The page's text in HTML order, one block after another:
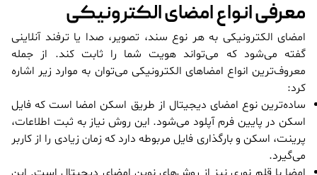
معرفی انواع امضای الکترونیکی
امضای الکترونیکی به هر نوع سند، تصویر، صدا یا ترفند آنلاینی
گفته می‌شود که می‌تواند هویت شما را ثابت کند. از جمله
معروف‌ترین انواع امضاهای الکترونیکی می‌توان به موارد زیر اشاره
کرد:
ساده‌ترین نوع امضای دیجیتال از طریق اسکن امضا است که فایل
اسکن در پایین فرم آپلود می‌شود. این روش نیاز به ثبت اطلاعات،
پرینت، اسکن و بارگذاری فایل مربوطه دارد که زمان زیادی را از کاربر
می‌گیرد.